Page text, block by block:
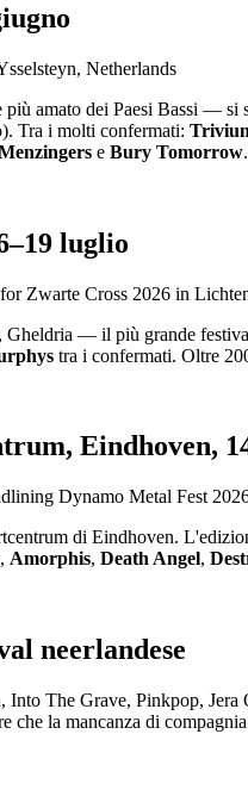
amato dei Paesi Bassi — si
Tra i molti confermati:
e Bury Tomorrow.
luglio
— il più grande
tra i confermati. Oltre
Eindhoven,
di Eindhoven.
, Amorphis, Death Angel,
neerlandese
The Grave, Pinkpop,
che la mancanza di